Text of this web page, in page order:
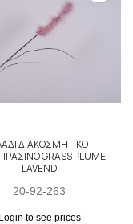
ΔΙΑΚΟΣΜΗΤΙΚΟ
GRASS PLUME
LAVEND
20-92-263
Login to see prices